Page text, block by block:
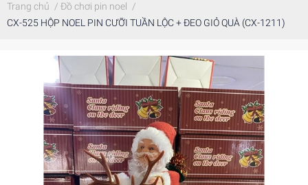
Trang chủ / Đồ chơi pin noel /
CX-525 HỘP NOEL PIN CƯỠI TUẦN LỘC + ĐEO GIỎ QUÀ (CX-1211)